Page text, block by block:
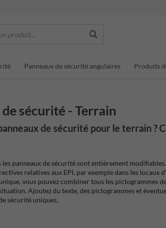
produit...
Panneaux de sécurité angulaires Produits
sécurité - Terrain
de sécurité pour le terrain ?
les panneaux de sécurité sont entièrement
relatives aux EPI, par exemple dans les
vous pouvez combiner tous les pictogrammes
Ajoutez du texte, des pictogrammes et
sécurité uniques.